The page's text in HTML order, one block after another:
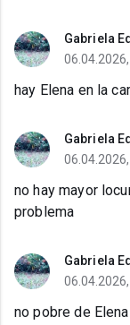
Gabriela
hay Elena en la
Gabriela
no hay mayor
problema
Gabriela
no pobre de